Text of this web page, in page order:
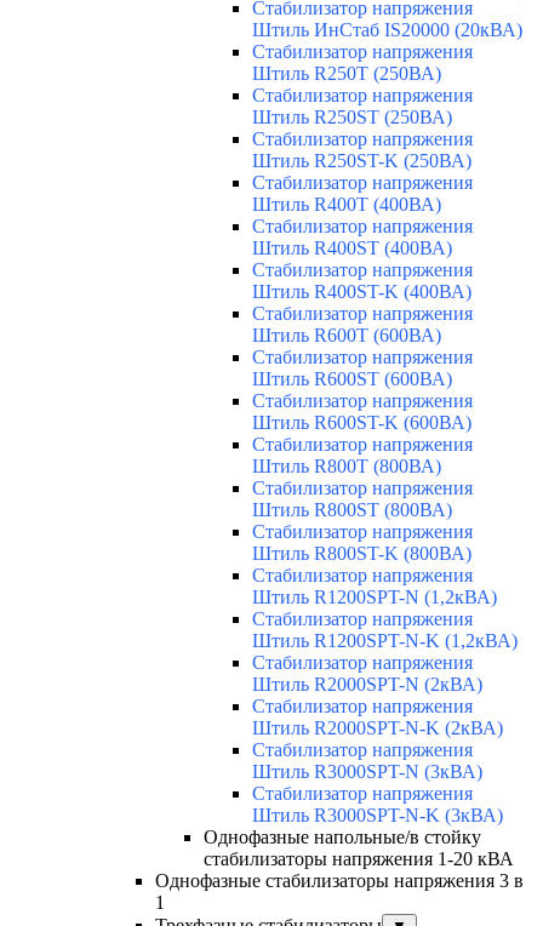
Стабилизатор напряжения
Штиль ИнСтаб IS20000 (20кВА)
Стабилизатор напряжения
Штиль R250T (250ВА)
Стабилизатор напряжения
Штиль R250ST (250ВА)
Стабилизатор напряжения
Штиль R250ST-K (250ВА)
Стабилизатор напряжения
Штиль R400T (400ВА)
Стабилизатор напряжения
Штиль R400ST (400ВА)
Стабилизатор напряжения
Штиль R400ST-K (400ВА)
Стабилизатор напряжения
Штиль R600T (600ВА)
Стабилизатор напряжения
Штиль R600ST (600ВА)
Стабилизатор напряжения
Штиль R600ST-K (600ВА)
Стабилизатор напряжения
Штиль R800T (800ВА)
Стабилизатор напряжения
Штиль R800ST (800ВА)
Стабилизатор напряжения
Штиль R800ST-K (800ВА)
Стабилизатор напряжения
Штиль R1200SPT-N (1,2кВА)
Стабилизатор напряжения
Штиль R1200SPT-N-K (1,2кВА)
Стабилизатор напряжения
Штиль R2000SPT-N (2кВА)
Стабилизатор напряжения
Штиль R2000SPT-N-K (2кВА)
Стабилизатор напряжения
Штиль R3000SPT-N (3кВА)
Стабилизатор напряжения
Штиль R3000SPT-N-K (3кВА)
Однофазные напольные/в стойку
стабилизаторы напряжения 1-20 кВА
Однофазные стабилизаторы напряжения 3 в
1